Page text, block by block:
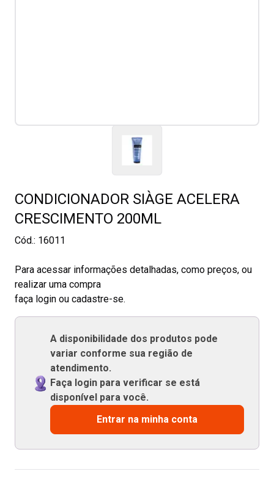
CONDICIONADOR SIÀGE ACELERA
CRESCIMENTO 200ML
Cód.: 16011
Para acessar informações detalhadas, como preços, ou
realizar uma compra
faça login ou cadastre-se.
A disponibilidade dos produtos pode
variar conforme sua região de
atendimento.
Faça login para verificar se está
disponível para você.
Entrar na minha conta